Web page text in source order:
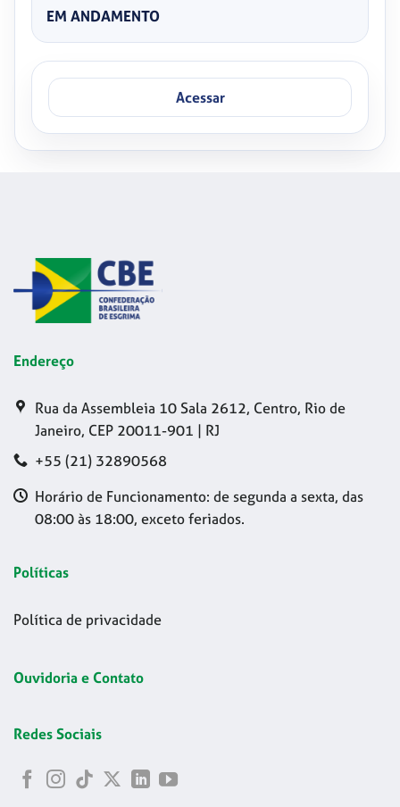
EM ANDAMENTO
Acessar
Endereço
Rua da Assembleia 10 Sala 2612, Centro, Rio de
Janeiro, CEP 20011-901 | RJ
+55 (21) 32890568
Horário de Funcionamento: de segunda a sexta, das
08:00 às 18:00, exceto feriados.
Políticas
Política de privacidade
Ouvidoria e Contato
Redes Sociais